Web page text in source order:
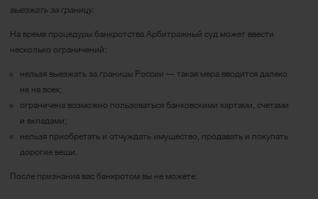
выезжать за границу.
На время процедуры банкротства Арбитражный суд может ввести
несколько ограничений:
нельзя выезжать за границы России — такая мера вводится далеко
не на всех;
ограничена возможно пользоваться банковскими картами, счетами
и вкладами;
нельзя приобретать и отчуждать имущество, продавать и покупать
дорогие вещи.
После признания вас банкротом вы не можете: